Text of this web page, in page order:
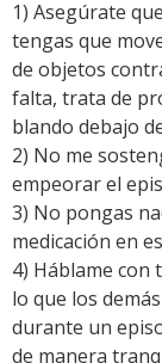
1) Asegúrate
tengas que
de objetos
falta, trata de
blando debajo
2) No me
empeorar el
3) No pongas
medicación en
4) Háblame con
lo que los
durante un
de manera